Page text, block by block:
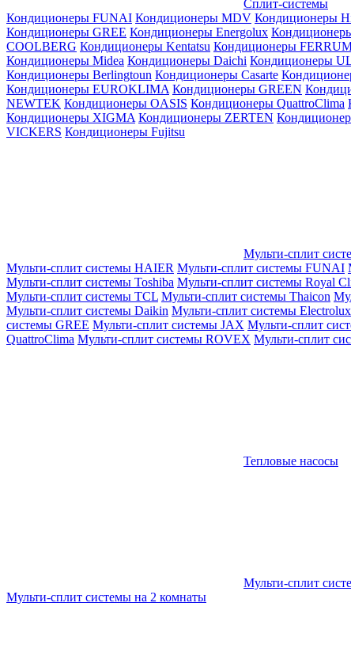
Сплит-системы
Кондиционеры FUNAI Кондиционеры MDV Кондиционеры
Кондиционеры GREE Кондиционеры Energolux
СOOLBERG Кондиционеры Kentatsu Кондиционеры
Кондиционеры Midea Кондиционеры Daichi Кондиционеры
Кондиционеры Berlingtoun Кондиционеры Casarte
Кондиционеры EUROKLIMA Кондиционеры GREEN
NEWTEK Кондиционеры OASIS Кондиционеры QuattroClima
Кондиционеры XIGMA Кондиционеры ZERTEN
VICKERS Кондиционеры Fujitsu
Мульти-сплит
Мульти-сплит системы HAIER Мульти-сплит системы FUNAI
Мульти-сплит системы Toshiba Мульти-сплит системы Royal
Мульти-сплит системы TCL Мульти-сплит системы Thaicon
Мульти-сплит системы Daikin Мульти-сплит системы Electrolux
системы GREE Мульти-сплит системы JAX Мульти-сплит
QuattroClima Мульти-сплит системы ROVEX Мульти-сплит
Тепловые насосы
Мульти-сплит
Мульти-сплит системы на 2 комнаты